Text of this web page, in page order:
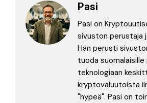
Pasi
Pasi on
sivuston perustaja
Hän perusti
tuoda
teknologiaan
kryptovaluutoista
"hypeä". Pasi on